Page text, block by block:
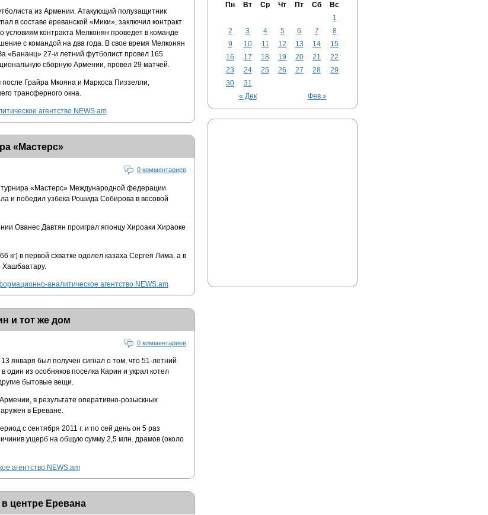
из Армении. Атакующий полузащитник
в составе ереванской «Мики», заключил контракт
условиям контракта Мелконян проведет в команде
с командой на два года. В свое время Мелконян
«Бананц» 27-и летний футболист провел 165
сборную Армении, провел 29 матчей.
Грайра Мкояна и Маркоса Пиззелли,
трансферного окна.
агентство NEWS.am
«Мастерс»
0 комментариев
«Мастерс» Международной федерации
и победил узбека Рошида Собирова в весовой
Ованес Давтян проиграл японцу Хироаки Хираоке
в первой схватке одолел казаха Сергея Лима, а в
Хашбаатару.
аналитическое агентство NEWS.am
и тот же дом
0 комментариев
января был получен сигнал о том, что 51-летний
из особняков поселка Карин и украл котел
бытовые вещи.
в результате оперативно-розыскных
в Ереване.
с сентября 2011 г. и по сей день он 5 раз
ущерб на общую сумму 2,5 млн. драмов (около
агентство NEWS.am
центре Еревана
Пн Вт Ср Чт Пт Сб Вс
« Дек Фев »
1
2
3 4 5 6 7
8
9
10 11 12 13 14
15
16
17 18 19 20 21
22
23
24 25 26 27 28
29
30
31